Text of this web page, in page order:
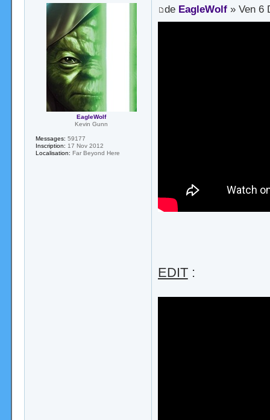
de EagleWolf» Ven 6
EDIT:
EagleWolf
Kevin Gunn
Messages: 59177
Inscription: 17 Nov 2012
Localisation: Far Beyond Here